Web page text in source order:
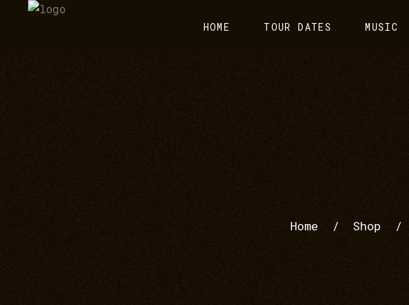
HOME TOUR DATES MUSIC
Home / Shop /